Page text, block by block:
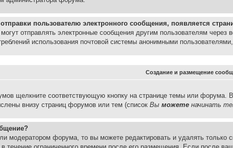
пользователю электронного сообщения, появляется
могут отправлять электронные сообщения другим пользователям
использования почтовой системы анонимными
Создание и размещение
щелкните соответствующую кнопку на странице темы или форума.
внизу страниц форумов или тем (список Вы можете начинать
модератором форума, то вы можете редактировать и удалять